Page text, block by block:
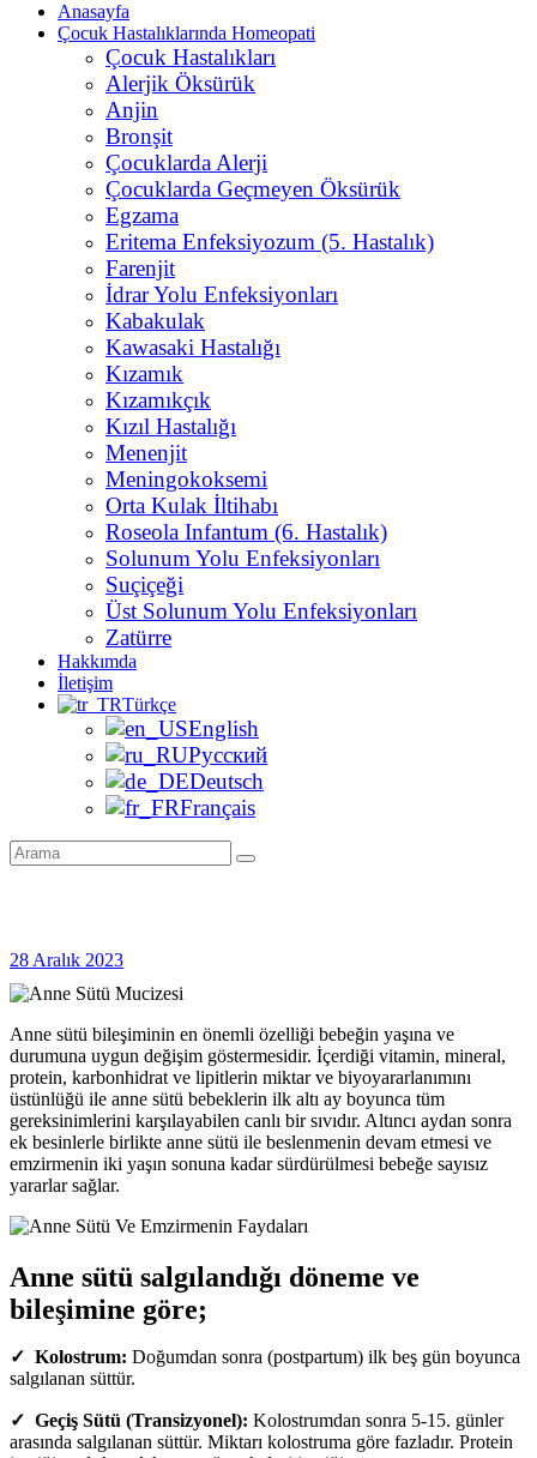
Anasayfa
Çocuk Hastalıklarında Homeopati
Çocuk Hastalıkları
Alerjik Öksürük
Anjin
Bronşit
Çocuklarda Alerji
Çocuklarda Geçmeyen Öksürük
Egzama
Eritema Enfeksiyozum (5. Hastalık)
Farenjit
İdrar Yolu Enfeksiyonları
Kabakulak
Kawasaki Hastalığı
Kızamık
Kızamıkçık
Kızıl Hastalığı
Menenjit
Meningokoksemi
Orta Kulak İltihabı
Roseola Infantum (6. Hastalık)
Solunum Yolu Enfeksiyonları
Suçiçeği
Üst Solunum Yolu Enfeksiyonları
Zatürre
Hakkımda
İletişim
Türkçe
English
Русский
Deutsch
Français
28 Aralık 2023
Anne sütü bileşiminin en önemli özelliği bebeğin yaşına ve
durumuna uygun değişim göstermesidir. İçerdiği vitamin, mineral,
protein, karbonhidrat ve lipitlerin miktar ve biyoyararlanımını
üstünlüğü ile anne sütü bebeklerin ilk altı ay boyunca tüm
gereksinimlerini karşılayabilen canlı bir sıvıdır. Altıncı aydan sonra
ek besinlerle birlikte anne sütü ile beslenmenin devam etmesi ve
emzirmenin iki yaşın sonuna kadar sürdürülmesi bebeğe sayısız
yararlar sağlar.
Anne sütü salgılandığı döneme ve
bileşimine göre;
✓ Kolostrum: Doğumdan sonra (postpartum) ilk beş gün boyunca
salgılanan süttür.
✓ Geçiş Sütü (Transizyonel): Kolostrumdan sonra 5-15. günler
arasında salgılanan süttür. Miktarı kolostruma göre fazladır. Protein